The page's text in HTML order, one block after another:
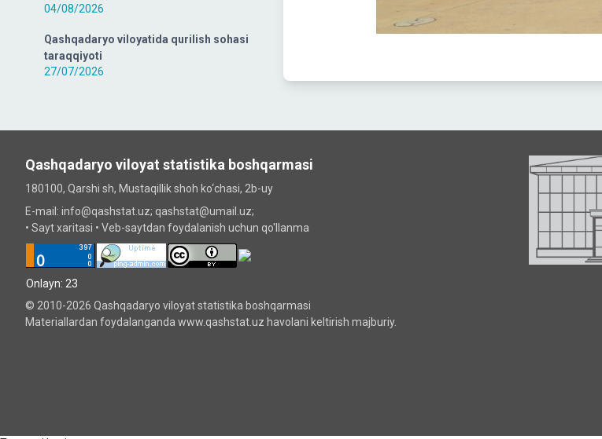
04/08/2026
Qashqadaryo viloyatida qurilish sohasi
taraqqiyoti
27/07/2026
Qashqadaryo viloyat statistika boshqarmasi
180100, Qarshi sh, Mustаqillik shoh ko‘chаsi, 2b-uy
E-mail: info@qashstat.uz; qashstat@umail.uz;
• Sayt xaritasi • Veb-saytdan foydalanish uchun qo'llanma
Onlayn: 23
© 2010-2026 Qashqadaryo viloyat statistika boshqarmasi
Materiallardan foydalanganda www.qashstat.uz havolani keltirish majburiy.